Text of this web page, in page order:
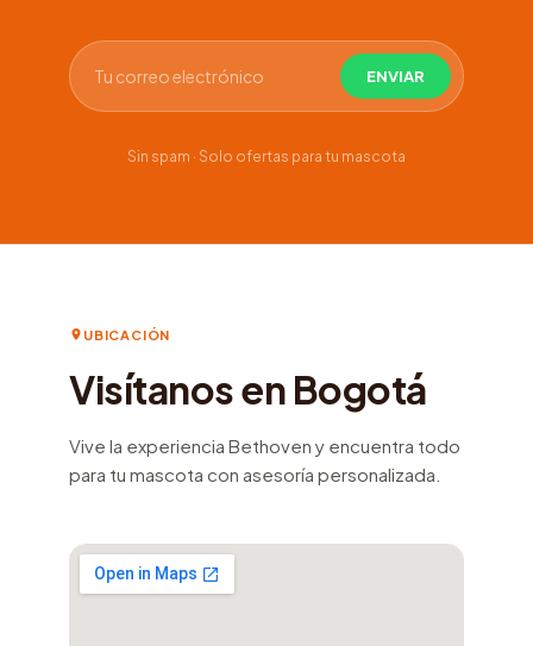
Sin spam · Solo ofertas para tu mascota
UBICACIÓN
Visítanos en Bogotá
Vive la experiencia Bethoven y encuentra todo
para tu mascota con asesoría personalizada.